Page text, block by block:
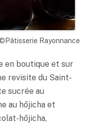
Rayonnance
en boutique et sur
revisite du Saint-
sucrée au
au hōjicha et
hōjicha,